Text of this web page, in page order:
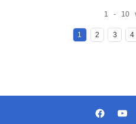
1 - 10
1 2 3 4